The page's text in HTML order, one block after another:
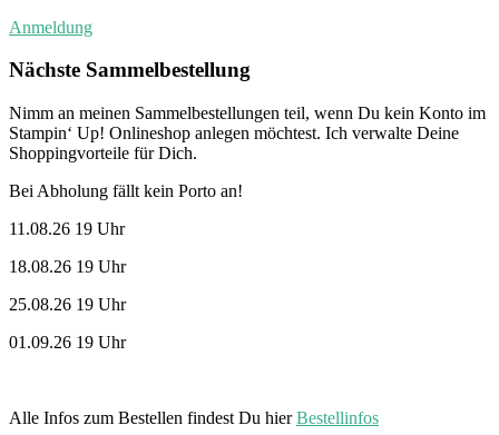
Anmeldung
Nächste Sammelbestellung
Nimm an meinen Sammelbestellungen teil, wenn Du kein Konto im
Stampin‘ Up! Onlineshop anlegen möchtest. Ich verwalte Deine
Shoppingvorteile für Dich.
Bei Abholung fällt kein Porto an!
11.08.26 19 Uhr
18.08.26 19 Uhr
25.08.26 19 Uhr
01.09.26 19 Uhr
Alle Infos zum Bestellen findest Du hierBestellinfos